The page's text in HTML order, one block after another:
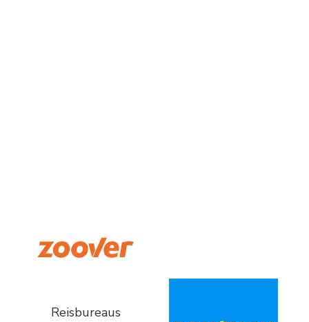
Reisbureaus